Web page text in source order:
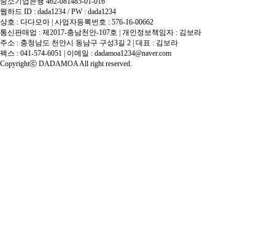
웹하드 ID : dada1234 / PW : dada1234
상호 : 다다모아 | 사업자등록번호 : 576-16-00662
통신판매업 : 제2017-충남천안-107호 | 개인정보책임자 : 김보라
주소 : 충청남도 천안시 동남구 구성3길 2 | 대표 : 김보라
팩스 : 041-574-6051 | 이메일 : dadamoa1234@naver.com
Copyrightⓒ DADAMOA All right reserved.